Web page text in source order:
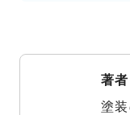
著
塗